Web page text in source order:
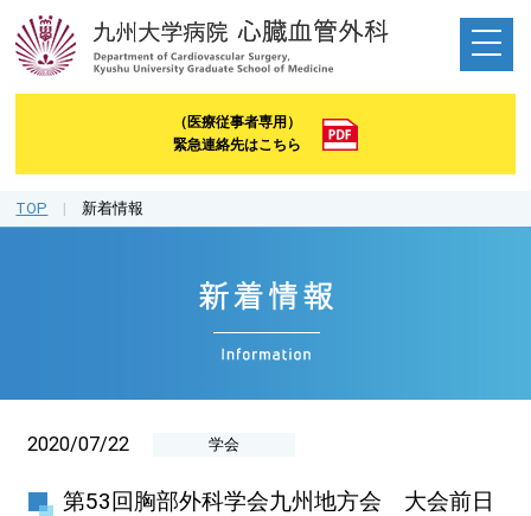
（医療従事者専用）
緊急連絡先はこちら
TOP | 新着情報
2020/07/22 学会
第53回胸部外科学会九州地方会 大会前日